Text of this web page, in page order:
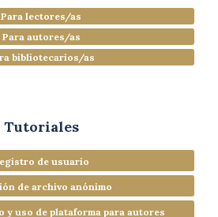
Para lectores/as
Para autores/as
bibliotecarios/as
Tutoriales
de usuario
de archivo anónimo
y uso de plataforma para autores